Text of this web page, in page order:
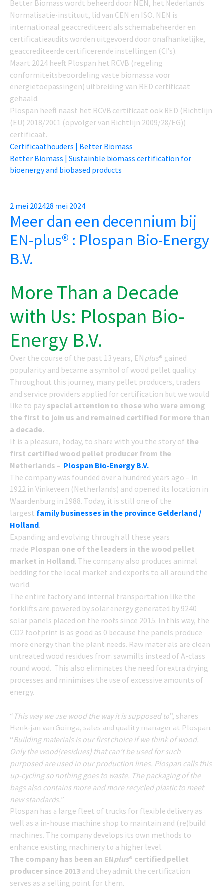
Better Biomass wordt beheerd door NEN, het Nederlands
Normalisatie-instituut, lid van CEN en ISO. NEN is
internationaal geaccrediteerd als schemabeheerder en
certificatieaudits worden uitgevoerd door onafhankelijke,
geaccrediteerde certificerende instellingen (CI’s).
Maart 2024 heeft Plospan het RCVB (regeling
conformiteitsbeoordeling vaste biomassa voor
energietoepassingen) uitbreiding van RED certificaat
gehaald.
Plospan heeft naast het RCVB certificaat ook RED (Richtlijn
(EU) 2018/2001 (opvolger van Richtlijn 2009/28/EG))
certificaat.
Certificaathouders | Better Biomass
Better Biomass | Sustainble biomass certification for
bioenergy and biobased products
Posted
on
2 mei 202428 mei 2024
Meer dan een decennium bij
EN-plus® : Plospan Bio-Energy
B.V.
More Than a Decade
with Us: Plospan Bio-
Energy B.V.
Over the course of the past 13 years, ENplus® gained
popularity and became a symbol of wood pellet quality.
Throughout this journey, many pellet producers, traders
and service providers applied for certification but we would
like to pay special attention to those who were among
the first to join us and remained certified for more than
a decade.
It is a pleasure, today, to share with you the story of the
first certified wood pellet producer from the
Netherlands – Plospan Bio-Energy B.V.
The company was founded over a hundred years ago – in
1922 in Vinkeveen (Netherlands) and opened its location in
Waardenburg in 1988. Today, it is still one of the
largest family businesses in the province Gelderland /
Holland.
Expanding and evolving through all these years
made Plospan one of the leaders in the wood pellet
market in Holland. The company also produces animal
bedding for the local market and exports to all around the
world.
The entire factory and internal transportation like the
forklifts are powered by solar energy generated by 9240
solar panels placed on the roofs since 2015. In this way, the
CO2 footprint is as good as 0 because the panels produce
more energy than the plant needs. Raw materials are clean
untreated wood residues from sawmills instead of A-class
round wood. This also eliminates the need for extra drying
processes and minimises the use of excessive amounts of
energy.
“ This way we use wood the way it is supposed to.”, shares
Henk-jan van Goinga, sales and quality manager at Plospan.
“Building materials is our first choice if we think of wood.
Only the wood(residues) that can’t be used for such
purposed are used in our production lines. Plospan calls this
up-cycling so nothing goes to waste. The packaging of the
bags also contains more and more recycled plastic to meet
new standards.”
Plospan has a large fleet of trucks for flexible delivery as
well as a in-house machine shop to maintain and (re)build
machines. The company develops its own methods to
enhance existing machinery to a higher level.
The company has been an ENplus® certified pellet
producer since 2013 and they admit the certification
serves as a selling point for them.